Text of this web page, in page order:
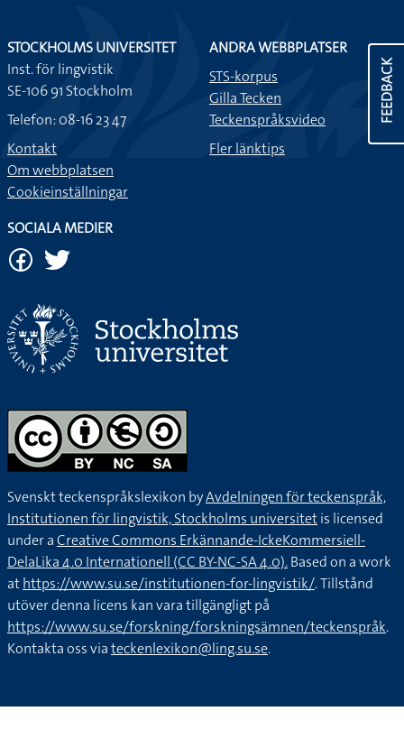
FEEDBACK
STOCKHOLMS UNIVERSITET
Inst. för lingvistik
SE-106 91 Stockholm
Telefon: 08-16 23 47
Kontakt
Om webbplatsen
Cookieinställningar
ANDRA WEBBPLATSER
STS-korpus
Gilla Tecken
Teckenspråksvideo
Fler länktips
SOCIALA MEDIER
Svenskt teckenspråkslexikon byAvdelningen för teckenspråk,
Institutionen för lingvistik, Stockholms universitetis licensed
under aCreative Commons Erkännande-IckeKommersiell-
DelaLika 4.0 Internationell (CC BY-NC-SA 4.0).Based on a work
athttps://www.su.se/institutionen-for-lingvistik/. Tillstånd
utöver denna licens kan vara tillgängligt på
https://www.su.se/forskning/forskningsämnen/teckenspråk.
Kontakta oss viateckenlexikon@ling.su.se.